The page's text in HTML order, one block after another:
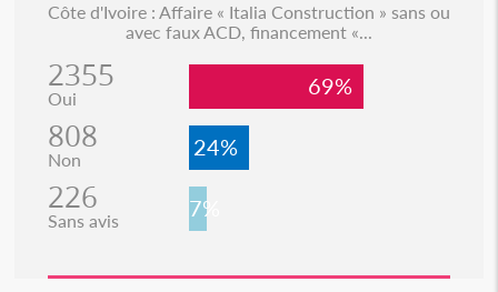
Côte d'Ivoire : Affaire « Italia Construction » sans ou
avec faux ACD, financement «...
2355
Oui 69%
808
Non 24%
226
Sans avis 7%